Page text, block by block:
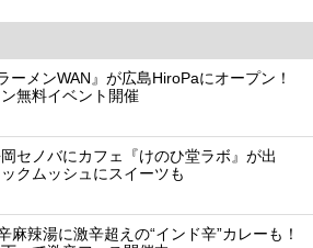
ーメンWAN』が広島HiroPaにオープン！
無料イベント開催
セノバにカフェ『けのひ堂ラボ』が出
クムッシュにスイーツも
麻辣湯に激辛超えの“インド辛”カレーも！